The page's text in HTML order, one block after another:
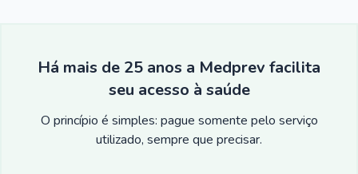
Há mais de 25 anos a Medprev facilita
seu acesso à saúde
O princípio é simples: pague somente pelo serviço
utilizado, sempre que precisar.